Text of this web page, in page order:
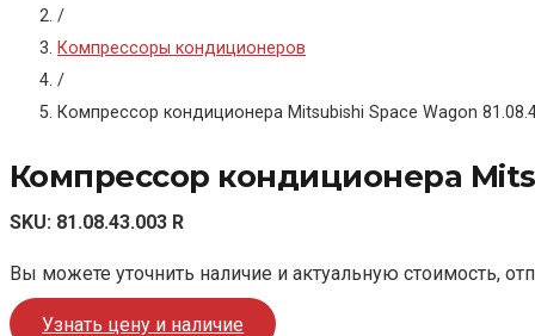
/
Компрессоры кондиционеров
/
Компрессор кондиционера Mitsubishi Space Wagon
Компрессор кондиционера
SKU: 81.08.43.003 R
Вы можете уточнить наличие и актуальную стоимость,
Узнать цену и наличие